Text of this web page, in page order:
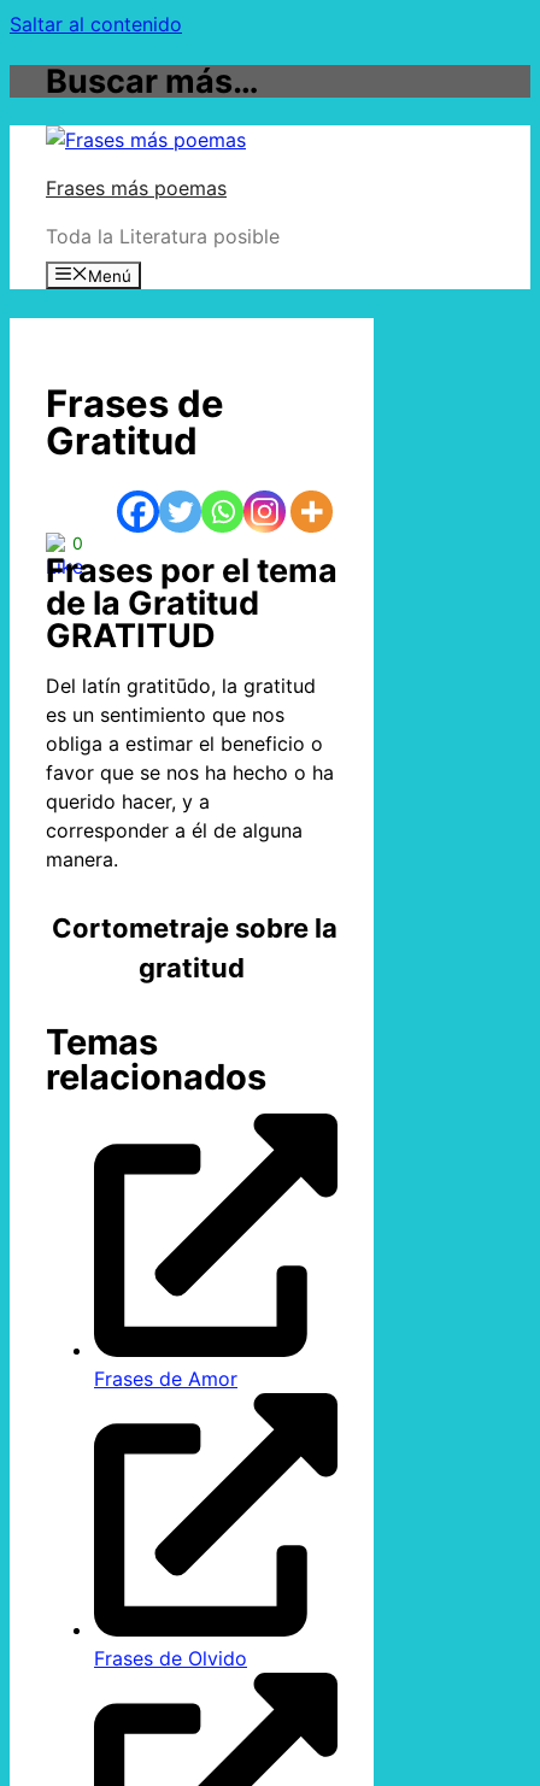
Saltar al contenido
Buscar más…
Frases más poemas
Toda la Literatura posible
Menú
Frases de
Gratitud
0
Frases por el tema
de la Gratitud
GRATITUD
Del latín gratitūdo, la gratitud
es un sentimiento que nos
obliga a estimar el beneficio o
favor que se nos ha hecho o ha
querido hacer, y a
corresponder a él de alguna
manera.
Cortometraje sobre la
gratitud
Temas
relacionados
Frases de Amor
Frases de Olvido